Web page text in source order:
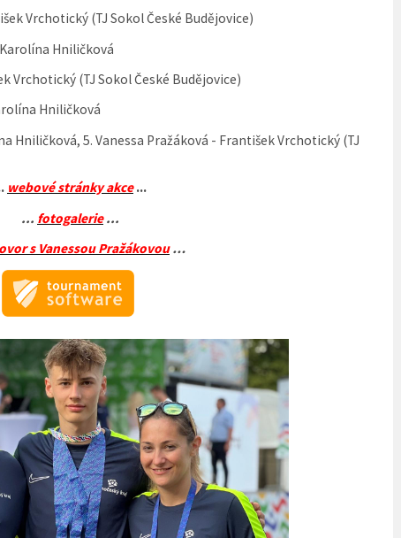
Vrchotický (TJ Sokol České Budějovice)
Hniličková
Vrchotický (TJ Sokol České Budějovice)
Hniličková
Hniličková, 5. Vanessa Pražáková - František Vrchotický (TJ
webové stránky akce...
... fotogalerie...
s Vanessou Pražákovou…